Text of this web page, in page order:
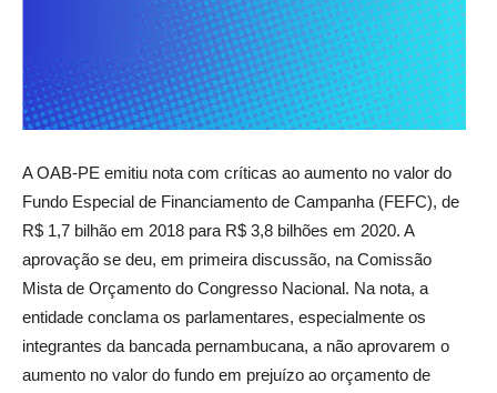
A OAB-PE emitiu nota com críticas ao aumento no valor do
Fundo Especial de Financiamento de Campanha (FEFC), de
R$ 1,7 bilhão em 2018 para R$ 3,8 bilhões em 2020. A
aprovação se deu, em primeira discussão, na Comissão
Mista de Orçamento do Congresso Nacional. Na nota, a
entidade conclama os parlamentares, especialmente os
integrantes da bancada pernambucana, a não aprovarem o
aumento no valor do fundo em prejuízo ao orçamento de